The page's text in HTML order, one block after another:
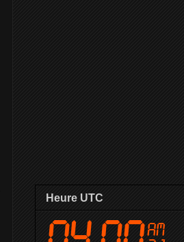
Heure UTC